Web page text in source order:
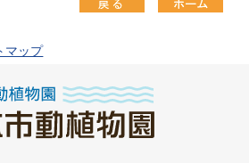
マップ